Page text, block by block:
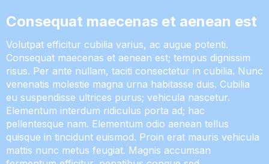
Consequat maecenas et aenean est
Volutpat efficitur cubilia varius, ac augue potenti.
Consequat maecenas et aenean est; tempus dignissim
risus. Per ante nullam, taciti consectetur in cubilia. Nunc
venenatis molestie magna urna habitasse duis. Cubilia
eu suspendisse ultrices purus; vehicula nascetur.
Elementum interdum ridiculus porta ad; hac
pellentesque nam. Elementum odio aenean tellus
quisque in tincidunt euismod. Proin erat mauris vehicula
mattis nunc metus feugiat. Magnis accumsan